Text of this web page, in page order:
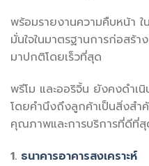
พร้อมรายงานความคืบหน้า
มั่นใจในมาตรฐานการก่อสร้
มาปกติโดยเร็วที่สุด
พรีโม และออริจิ้น ยังคงดำเ
โดยคำนึงถึงลูกค้าเป็นสิ่งสำ
คุณภาพและการบริการที่ดีที่
1. ธนาคารอาคารสงเคราะห์